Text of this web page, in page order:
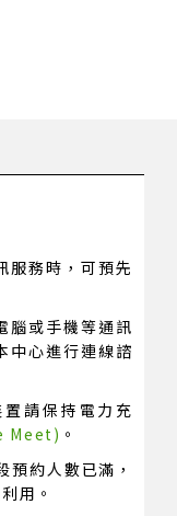
服務時，可預先
腦或手機等通訊
中心進行連線諮
請保持電力充
Meet) 。
預約人數已滿，
用。